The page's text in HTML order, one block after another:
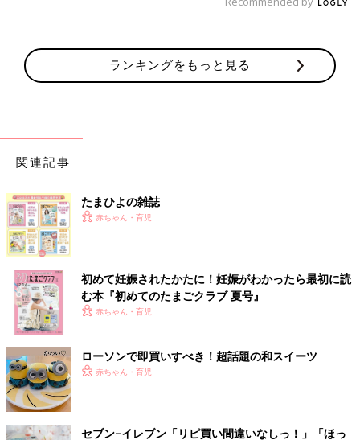
ランキングをもっと見る
関連記事
たまひよの雑誌
赤ちゃん・育児
初めて妊娠されたかたに！妊娠がわかったら最初に読
む本『初めてのたまごクラブ 夏号』
赤ちゃん・育児
ローソンで即買いすべき！超話題の和スイーツ
赤ちゃん・育児
セブン−イレブン「リピ買い間違いなしっ！」「ほっ